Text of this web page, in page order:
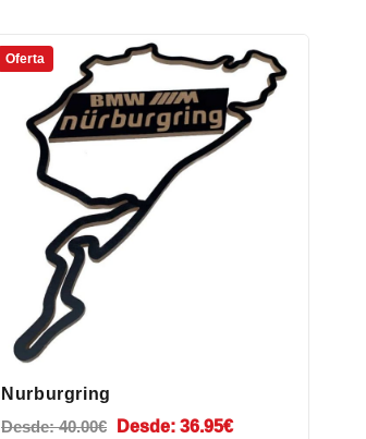
Oferta
Nurburgring
Desde:40.00€ Desde: 36.95€